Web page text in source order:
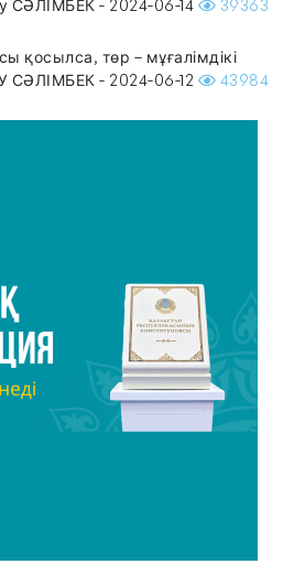
СӘЛІМБЕК - 2024-06-14 39363
қосылса, төр – мұғалімдікі
СӘЛІМБЕК - 2024-06-12 43984